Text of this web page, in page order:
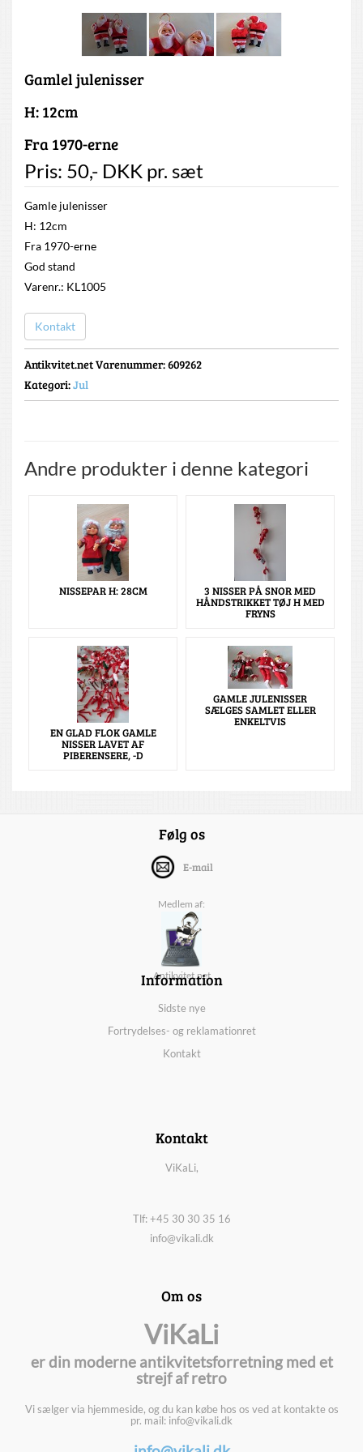
Gamlel julenisser
H: 12cm
Fra 1970-erne
Pris: 50,- DKK pr. sæt
Gamle julenisser
H: 12cm
Fra 1970-erne
God stand
Varenr.: KL1005
Kontakt
Antikvitet.net Varenummer: 609262
Kategori:Jul
Andre produkter i denne kategori
NISSEPAR H: 28CM 3 NISSER PÅ SNOR MED
HÅNDSTRIKKET TØJ H MED
FRYNS
EN GLAD FLOK GAMLE
NISSER LAVET AF
PIBERENSERE, -D
GAMLE JULENISSER
SÆLGES SAMLET ELLER
ENKELTVIS
Følg os
E-mail
Medlem af:
Antikvitet.net
Information
Sidste nye
Fortrydelses- og reklamationret
Kontakt
Kontakt
ViKaLi,
Tlf: +45 30 30 35 16
info@vikali.dk
Om os
ViKaLi
er din moderne antikvitetsforretning med et
strejf af retro
Vi sælger via hjemmeside, og du kan købe hos os ved at kontakte os
pr. mail: info@vikali.dk